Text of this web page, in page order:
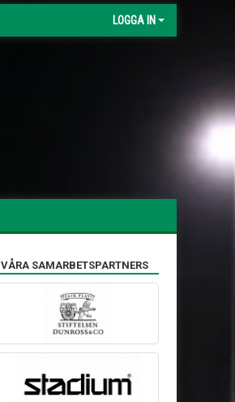
LOGGA IN
VÅRA SAMARBETSPARTNERS